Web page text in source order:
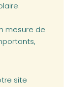
mesure de
site